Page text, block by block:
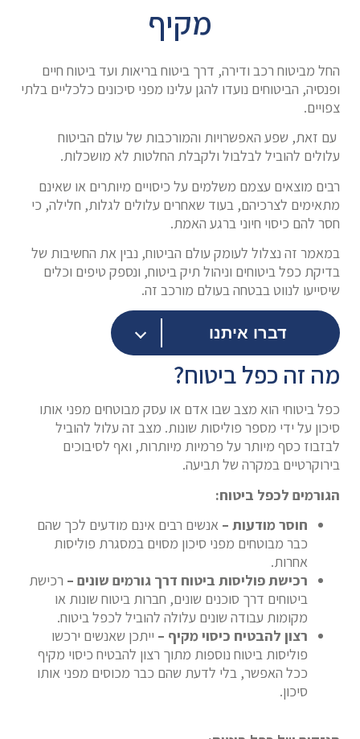
מקיף
החל מביטוח רכב ודירה, דרך ביטוח בריאות ועד ביטוח חיים
ופנסיה, הביטוחים נועדו להגן עלינו מפני סיכונים כלכליים בלתי
צפויים.
עם זאת, שפע האפשרויות והמורכבות של עולם הביטוח
עלולים להוביל לבלבול ולקבלת החלטות לא מושכלות.
רבים מוצאים עצמם משלמים על כיסויים מיותרים או שאינם
מתאימים לצרכיהם, בעוד שאחרים עלולים לגלות, חלילה, כי
חסר להם כיסוי חיוני ברגע האמת.
במאמר זה נצלול לעומק עולם הביטוח, נבין את החשיבות של
בדיקת כפל ביטוחים וניהול תיק ביטוח, ונספק טיפים וכלים
שיסייעו לנווט בבטחה בעולם מורכב זה.
דברו איתנו
מה זה כפל ביטוח?
כפל ביטוחי הוא מצב שבו אדם או עסק מבוטחים מפני אותו
סיכון על ידי מספר פוליסות שונות. מצב זה עלול להוביל
לבזבוז כסף מיותר על פרמיות מיותרות, ואף לסיבוכים
בירוקרטיים במקרה של תביעה.
הגורמים לכפל ביטוח:
חוסר מודעות – אנשים רבים אינם מודעים לכך שהם
כבר מבוטחים מפני סיכון מסוים במסגרת פוליסות
אחרות.
רכישת פוליסות ביטוח דרך גורמים שונים – רכישת
ביטוחים דרך סוכנים שונים, חברות ביטוח שונות או
מקומות עבודה שונים עלולה להוביל לכפל ביטוח.
רצון להבטיח כיסוי מקיף – ייתכן שאנשים ירכשו
פוליסות ביטוח נוספות מתוך רצון להבטיח כיסוי מקיף
ככל האפשר, בלי לדעת שהם כבר מכוסים מפני אותו
סיכון.